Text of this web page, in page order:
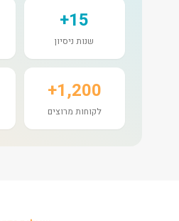
15+
שנות ניסיון
1,200+
לקוחות מרוצים